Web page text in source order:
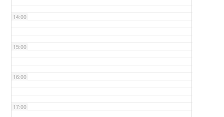
14:00
15:00
16:00
17:00